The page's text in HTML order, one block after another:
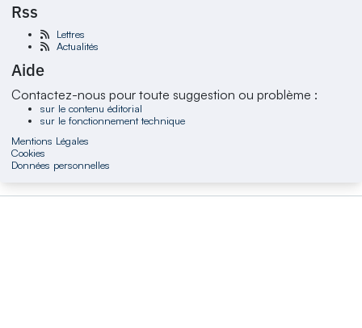
Rss
Lettres
Actualités
Aide
Contactez-nous pour toute suggestion ou problème :
sur le contenu éditorial
sur le fonctionnement technique
Mentions Légales
Cookies
Données personnelles